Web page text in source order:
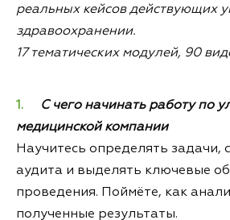
реальных кейсов действующих
здравоохранении.
17 тематических модулей, 90
С чего начинать работу по
медицинской компании
Научитесь определять задачи,
аудита и выделять ключевые
проведения. Поймёте, как
полученные результаты.